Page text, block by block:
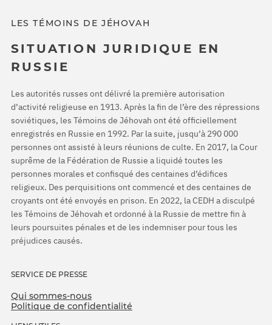
LES TÉMOINS DE JÉHOVAH
SITUATION JURIDIQUE EN
RUSSIE
Les autorités russes ont délivré la première autorisation
d’activité religieuse en 1913. Après la fin de l’ère des répressions
soviétiques, les Témoins de Jéhovah ont été officiellement
enregistrés en Russie en 1992. Par la suite, jusqu’à 290 000
personnes ont assisté à leurs réunions de culte. En 2017, la Cour
suprême de la Fédération de Russie a liquidé toutes les
personnes morales et confisqué des centaines d’édifices
religieux. Des perquisitions ont commencé et des centaines de
croyants ont été envoyés en prison. En 2022, la CEDH a disculpé
les Témoins de Jéhovah et ordonné à la Russie de mettre fin à
leurs poursuites pénales et de les indemniser pour tous les
préjudices causés.
SERVICE DE PRESSE
Qui sommes-nous
Politique de confidentialité